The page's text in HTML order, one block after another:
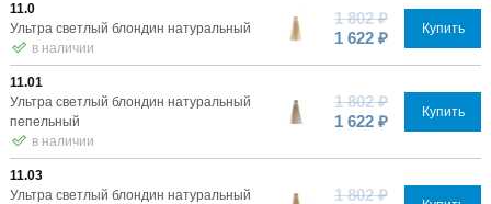
11.0
Ультра светлый блондин натуральный
в наличии
1 802 ₽
1 622 ₽
Купить
11.01
Ультра светлый блондин натуральный
пепельный
в наличии
1 802 ₽
1 622 ₽
Купить
11.03
Ультра светлый блондин натуральный
1 802 ₽